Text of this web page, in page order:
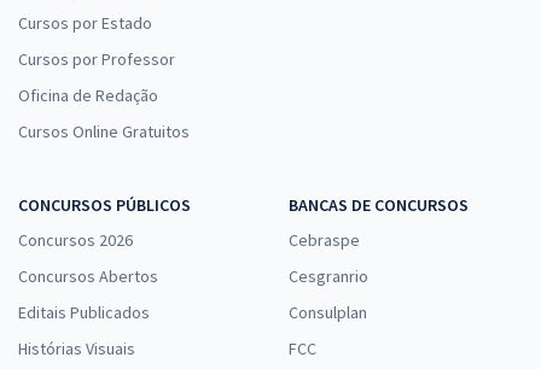
Cursos por Estado
Cursos por Professor
Oficina de Redação
Cursos Online Gratuitos
CONCURSOS PÚBLICOS
Concursos 2026
Concursos Abertos
Editais Publicados
Histórias Visuais
BANCAS DE CONCURSOS
Cebraspe
Cesgranrio
Consulplan
FCC